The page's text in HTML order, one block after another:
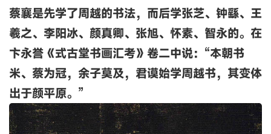
蔡襄是先学了周越的书法，而后学张芝、钟繇、王
羲之、李阳冰、颜真卿、张旭、怀素、智永的。在
卞永誉《式古堂书画汇考》卷二中说：“本朝书
米、蔡为冠，余子莫及，君谟始学周越书，其变体
出于颜平原。”